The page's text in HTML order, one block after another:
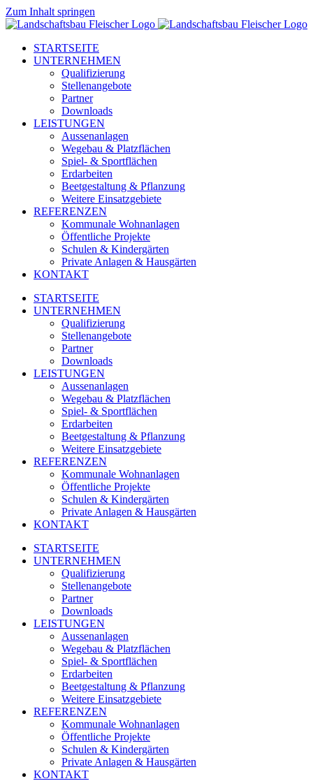
Zum Inhalt springen
STARTSEITE
UNTERNEHMEN
Qualifizierung
Stellenangebote
Partner
Downloads
LEISTUNGEN
Aussenanlagen
Wegebau & Platzflächen
Spiel- & Sportflächen
Erdarbeiten
Beetgestaltung & Pflanzung
Weitere Einsatzgebiete
REFERENZEN
Kommunale Wohnanlagen
Öffentliche Projekte
Schulen & Kindergärten
Private Anlagen & Hausgärten
KONTAKT
STARTSEITE
UNTERNEHMEN
Qualifizierung
Stellenangebote
Partner
Downloads
LEISTUNGEN
Aussenanlagen
Wegebau & Platzflächen
Spiel- & Sportflächen
Erdarbeiten
Beetgestaltung & Pflanzung
Weitere Einsatzgebiete
REFERENZEN
Kommunale Wohnanlagen
Öffentliche Projekte
Schulen & Kindergärten
Private Anlagen & Hausgärten
KONTAKT
STARTSEITE
UNTERNEHMEN
Qualifizierung
Stellenangebote
Partner
Downloads
LEISTUNGEN
Aussenanlagen
Wegebau & Platzflächen
Spiel- & Sportflächen
Erdarbeiten
Beetgestaltung & Pflanzung
Weitere Einsatzgebiete
REFERENZEN
Kommunale Wohnanlagen
Öffentliche Projekte
Schulen & Kindergärten
Private Anlagen & Hausgärten
KONTAKT